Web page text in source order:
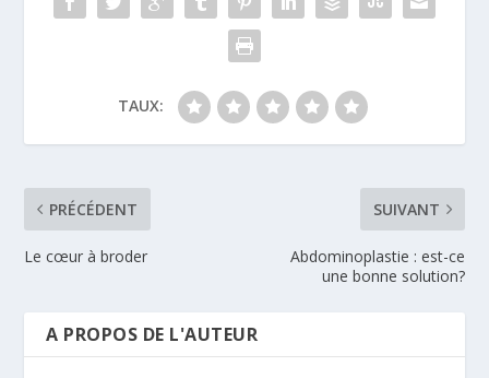
TAUX:
PRÉCÉDENT
Le cœur à broder
SUIVANT
Abdominoplastie : est-ce
une bonne solution?
A PROPOS DE L'AUTEUR